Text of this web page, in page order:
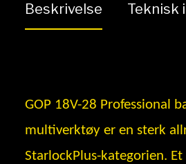
Beskrivelse Teknisk
GOP 18V-28 Professional
multiverktøy er en sterk
StarlockPlus-kategorien.